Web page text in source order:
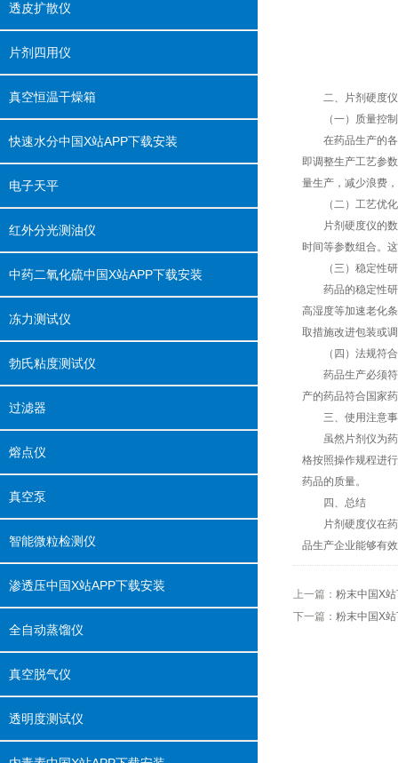
透皮扩散仪
片剂四用仪
真空恒温干燥箱
快速水分中国X站APP下载安装
电子天平
红外分光测油仪
中药二氧化硫中国X站APP下载安装
冻力测试仪
勃氏粘度测试仪
过滤器
熔点仪
真空泵
智能微粒检测仪
渗透压中国X站APP下载安装
全自动蒸馏仪
真空脱气仪
透明度测试仪
二、片剂硬度
（一）质量控制
在药品生产的各个
即调整生产工艺参数
量生产，减少浪费
（二）工艺优化
片剂硬度仪的数据
时间等参数组合。
（三）稳定性
药品的稳定性研究是
高湿度等加速老化条
取措施改进包装或调
（四）法规符
药品生产必须符合
产的药品符合国家药
三、使用注意
虽然片剂仪为药品生
格按照操作规程进行
药品的质量。
四、总结
片剂硬度仪在药品
品生产企业能够有效保
上一篇： 粉末中国X站
下一篇： 粉末中国X站